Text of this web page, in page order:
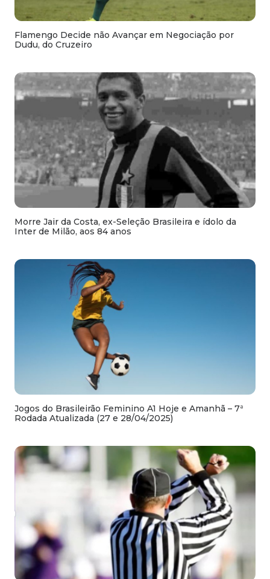
Flamengo Decide não Avançar em Negociação por
Dudu, do Cruzeiro
Morre Jair da Costa, ex-Seleção Brasileira e ídolo da
Inter de Milão, aos 84 anos
Jogos do Brasileirão Feminino A1 Hoje e Amanhã – 7ª
Rodada Atualizada (27 e 28/04/2025)